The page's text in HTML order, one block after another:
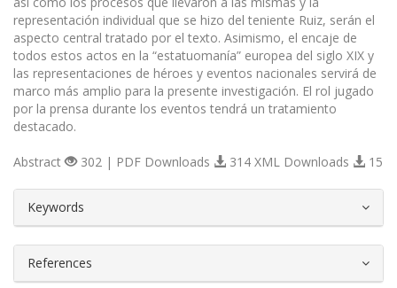
representación individual que se hizo del teniente Ruiz, serán el
aspecto central tratado por el texto. Asimismo, el encaje de
todos estos actos en la “estatuomanía” europea del siglo XIX y
las representaciones de héroes y eventos nacionales servirá de
marco más amplio para la presente investigación. El rol jugado
por la prensa durante los eventos tendrá un tratamiento
destacado.
Abstract 302 | PDF Downloads 314 XML Downloads 15
Keywords
References